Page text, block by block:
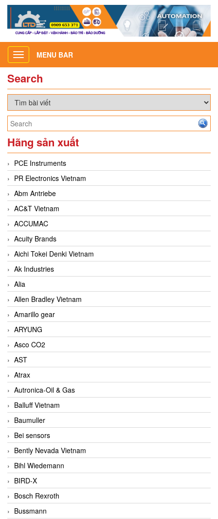
Toggle
navigation
MENU BAR
Search
Hãng sản xuất
PCE Instruments
PR Electronics Vietnam
Abm Antriebe
AC&T Vietnam
ACCUMAC
Acuity Brands
Aichi Tokei Denki Vietnam
Ak Industries
Alia
Allen Bradley Vietnam
Amarillo gear
ARYUNG
Asco CO2
AST
Atrax
Autronica-Oil & Gas
Balluff Vietnam
Baumuller
Bei sensors
Bently Nevada Vietnam
Bihl Wiedemann
BIRD-X
Bosch Rexroth
Bussmann